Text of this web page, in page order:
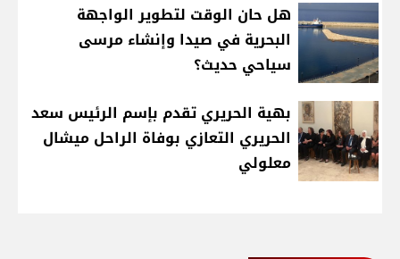
هل حان الوقت لتطوير الواجهة
البحرية في صيدا وإنشاء مرسى
سياحي حديث؟
بهية الحريري تقدم بإسم الرئيس سعد
الحريري التعازي بوفاة الراحل ميشال
معلولي